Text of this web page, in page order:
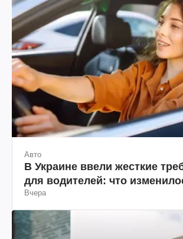
Авто
В Украине ввели жесткие
для водителей: что
Вчера